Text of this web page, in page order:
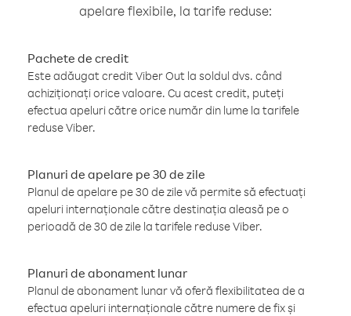
apelare flexibile, la tarife reduse:
Pachete de credit
Este adăugat credit Viber Out la soldul dvs. când
achiziționați orice valoare. Cu acest credit, puteți
efectua apeluri către orice număr din lume la tarifele
reduse Viber.
Planuri de apelare pe 30 de zile
Planul de apelare pe 30 de zile vă permite să efectuați
apeluri internaționale către destinația aleasă pe o
perioadă de 30 de zile la tarifele reduse Viber.
Planuri de abonament lunar
Planul de abonament lunar vă oferă flexibilitatea de a
efectua apeluri internaționale către numere de fix și